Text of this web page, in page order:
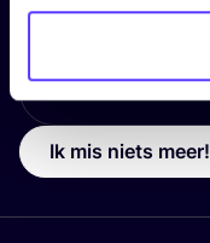
Ik mis niets meer!